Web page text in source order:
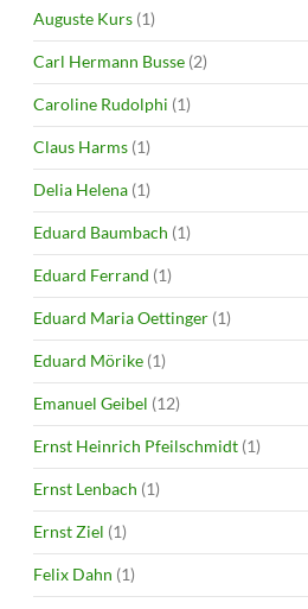
Auguste Kurs (1)
Carl Hermann Busse (2)
Caroline Rudolphi (1)
Claus Harms (1)
Delia Helena (1)
Eduard Baumbach (1)
Eduard Ferrand (1)
Eduard Maria Oettinger (1)
Eduard Mörike (1)
Emanuel Geibel (12)
Ernst Heinrich Pfeilschmidt (1)
Ernst Lenbach (1)
Ernst Ziel (1)
Felix Dahn (1)